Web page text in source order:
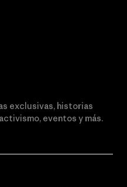
exclusivas, historias
eventos y más.